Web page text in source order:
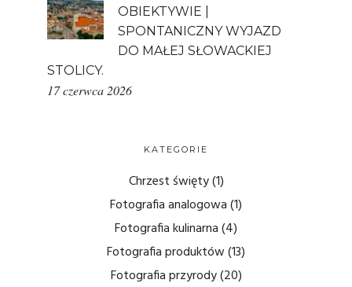
OBIEKTYWIE |
SPONTANICZNY WYJAZD
DO MAŁEJ SŁOWACKIEJ
STOLICY.
17 czerwca 2026
KATEGORIE
Chrzest święty(1)
Fotografia analogowa(1)
Fotografia kulinarna(4)
Fotografia produktów(13)
Fotografia przyrody(20)